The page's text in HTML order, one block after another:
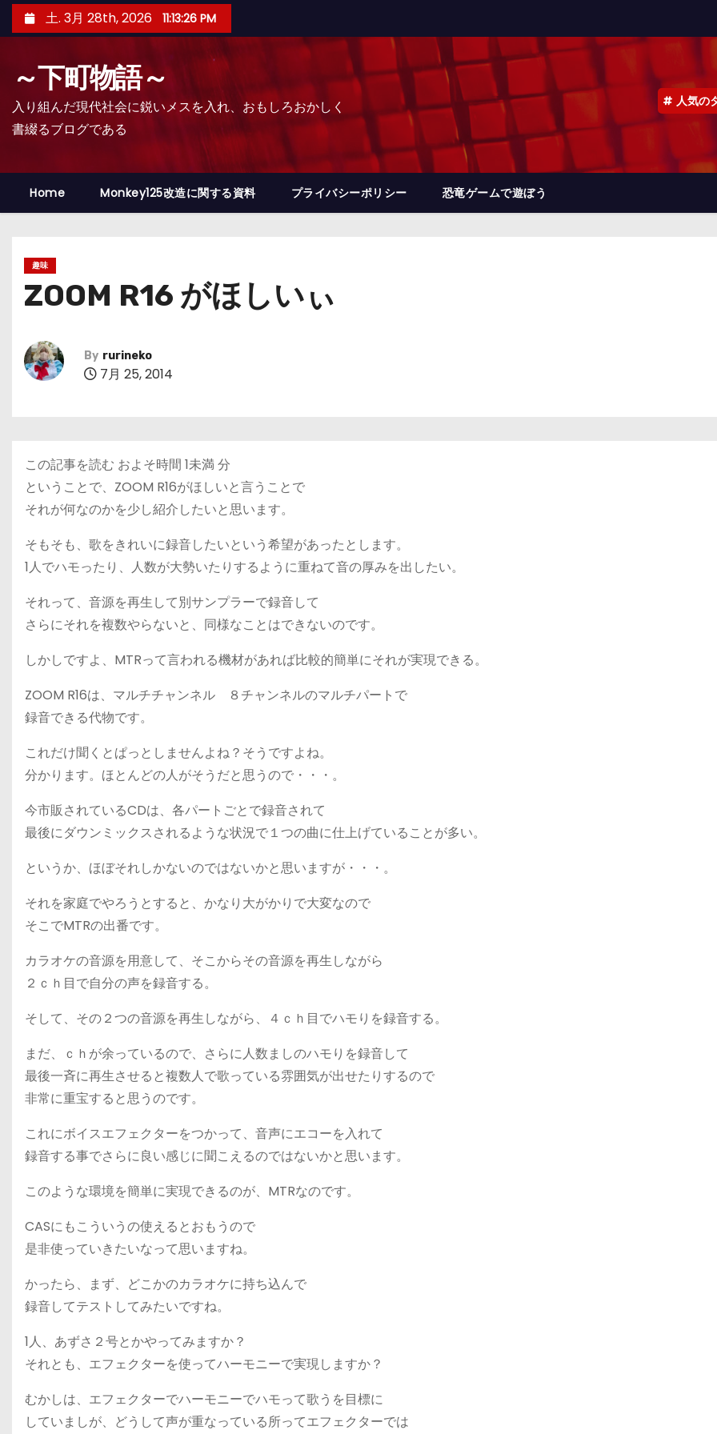
ン
プ
土. 3月 28th, 2026 11:13:27 PM
～下町物語～
入り組んだ現代社会に鋭いメスを入れ、おもしろおかしく
書綴るブログである
人気の
Home Monkey125改造に関する資料 プライバシーポリシー 恐竜ゲームで遊ぼう
趣味
ZOOM R16 がほしいぃ
By rurineko
7月 25, 2014
この記事を読む およそ時間 1未満 分
ということで、ZOOM R16がほしいと言うことで
それが何なのかを少し紹介したいと思います。
そもそも、歌をきれいに録音したいという希望があったとします。
1人でハモったり、人数が大勢いたりするように重ねて音の厚みを出したい。
それって、音源を再生して別サンプラーで録音して
さらにそれを複数やらないと、同様なことはできないのです。
しかしですよ、MTRって言われる機材があれば比較的簡単にそれが実現できる。
ZOOM R16は、マルチチャンネル ８チャンネルのマルチパートで
録音できる代物です。
これだけ聞くとぱっとしませんよね？そうですよね。
分かります。ほとんどの人がそうだと思うので・・・。
今市販されているCDは、各パートごとで録音されて
最後にダウンミックスされるような状況で１つの曲に仕上げていることが多い。
というか、ほぼそれしかないのではないかと思いますが・・・。
それを家庭でやろうとすると、かなり大がかりで大変なので
そこでMTRの出番です。
カラオケの音源を用意して、そこからその音源を再生しながら
２ｃｈ目で自分の声を録音する。
そして、その２つの音源を再生しながら、４ｃｈ目でハモりを録音する。
まだ、ｃｈが余っているので、さらに人数ましのハモりを録音して
最後一斉に再生させると複数人で歌っている雰囲気が出せたりするので
非常に重宝すると思うのです。
これにボイスエフェクターをつかって、音声にエコーを入れて
録音する事でさらに良い感じに聞こえるのではないかと思います。
このような環境を簡単に実現できるのが、MTRなのです。
CASにもこういうの使えるとおもうので
是非使っていきたいなって思いますね。
かったら、まず、どこかのカラオケに持ち込んで
録音してテストしてみたいですね。
1人、あずさ２号とかやってみますか？
それとも、エフェクターを使ってハーモニーで実現しますか？
むかしは、エフェクターでハーモニーでハモって歌うを目標に
していましが、どうして声が重なっている所ってエフェクターでは